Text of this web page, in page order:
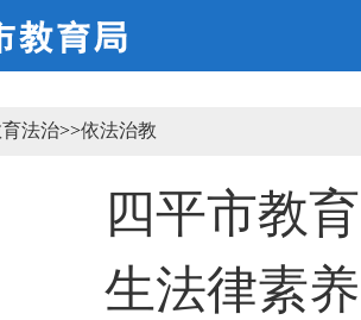
法治>>依法治教
四平市教
生法律素